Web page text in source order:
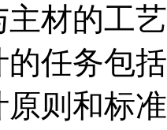
材的工
任务包
则和标